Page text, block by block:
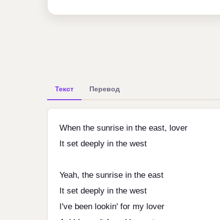
Текст Перевод
When the sunrise in the east, lover
It set deeply in the west
Yeah, the sunrise in the east
It set deeply in the west
I've been lookin' for my lover